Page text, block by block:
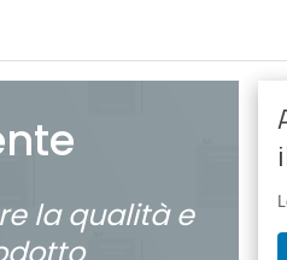
la qualità e